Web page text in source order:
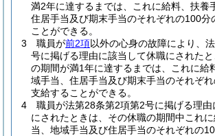
満2年に達するまでは、これに給料、扶養
住居手当及び期末手当のそれぞれの100分
ことができる。
3
職員が前2項以外の心身の故障により、
号に掲げる理由に該当して休職にされた
の期間が満1年に達するまでは、これに給
域手当、住居手当及び期末手当のそれぞ
支給することができる。
4
職員が法第28条第2項第2号に掲げる理
にされたときは、その休職の期間中これ
当、地域手当及び住居手当のそれぞれの